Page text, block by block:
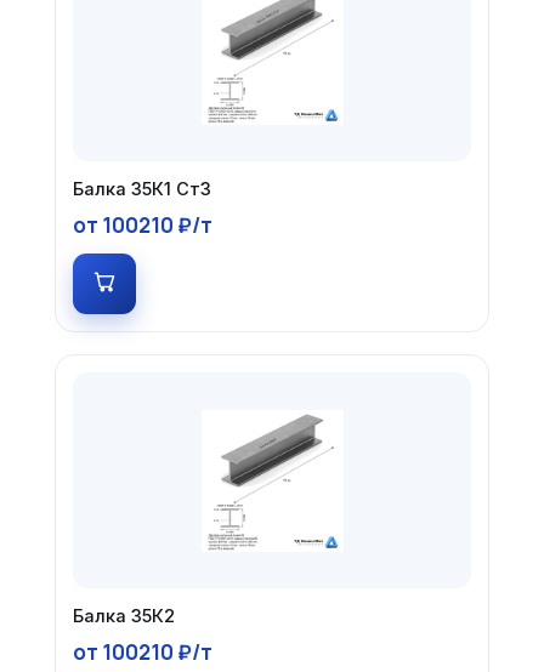
Балка 35К1 Ст3
от 100210 ₽/т
Балка 35К2
от 100210 ₽/т